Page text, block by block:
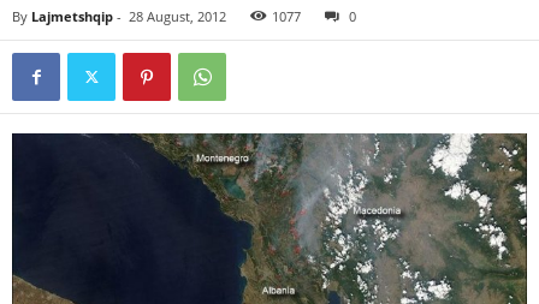
By Lajmetshqip - 28 August, 2012 1077 0